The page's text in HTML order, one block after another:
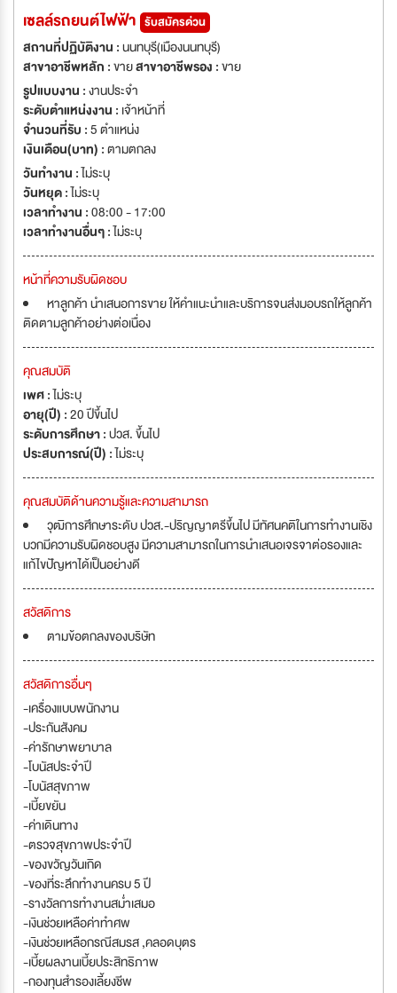
เซลล์รถยนต์ไฟฟ้า รับสมัครด่วน
สถานที่ปฏิบัติงาน :นนทบุรี(เมืองนนทบุรี)
สาขาอาชีพหลัก :ขายสาขาอาชีพรอง :ขาย
รูปแบบงาน :งานประจำ
ระดับตำแหน่งงาน : เจ้าหน้าที่
จำนวนที่รับ :5 ตำแหน่ง
เงินเดือน(บาท) :ตามตกลง
วันทำงาน :ไม่ระบุ
วันหยุด :ไม่ระบุ
เวลาทำงาน :08:00 - 17:00
เวลาทำงานอื่นๆ :ไม่ระบุ
หน้าที่ความรับผิดชอบ
หาลูกค้า นำเสนอการขาย ให้คำแนะนำและบริการจนส่งมอบรถให้ลูกค้า
ติดตามลูกค้าอย่างต่อเนื่อง
คุณสมบัติ
เพศ :ไม่ระบุ
อายุ(ปี) :20 ปีขึ้นไป
ระดับการศึกษา :ปวส. ขึ้นไป
ประสบการณ์(ปี) :ไม่ระบุ
คุณสมบัติด้านความรู้และความสามารถ
วุฒิการศึกษาระดับ ปวส.-ปริญญาตรีขึ้นไป มีทัศนคติในการทำงานเชิง
บวกมีความรับผิดชอบสูง มีความสามารถในการนำเสนอเจรจาต่อรองและ
แก้ไขปัญหาได้เป็นอย่างดี
สวัสดิการ
ตามข้อตกลงของบริษัท
สวัสดิการอื่นๆ
-เครื่องแบบพนักงาน
-ประกันสังคม
-ค่ารักษาพยาบาล
-โบนัสประจำปี
-โบนัสสุขภาพ
-เบี้ยขยัน
-ค่าเดินทาง
-ตรวจสุขภาพประจำปี
-ของขวัญวันเกิด
-ของที่ระลึกทำงานครบ 5 ปี
-รางวัลการทำงานสม่ำเสมอ
-เงินช่วยเหลือค่าทำศพ
-เงินช่วยเหลือกรณีสมรส ,คลอดบุตร
-เบี้ยผลงานเบี้ยประสิทธิภาพ
-กองทุนสำรองเลี้ยงชีพ